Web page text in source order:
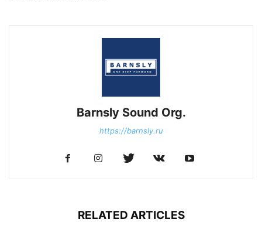
Barnsly Sound Org.
https://barnsly.ru
RELATED ARTICLES